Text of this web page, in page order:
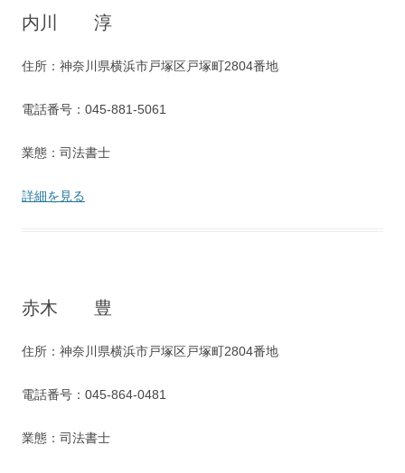
内川 淳
住所：神奈川県横浜市戸塚区戸塚町2804番地
電話番号：045-881-5061
業態：司法書士
詳細を見る
赤木 豊
住所：神奈川県横浜市戸塚区戸塚町2804番地
電話番号：045-864-0481
業態：司法書士